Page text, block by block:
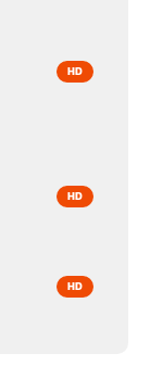
HD
HD
HD